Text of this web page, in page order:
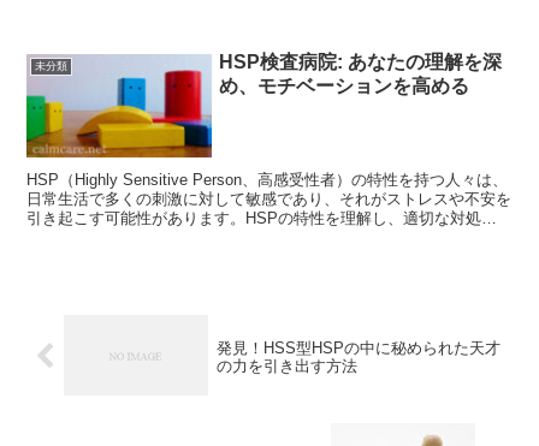
未分類
HSP検査病院: あなたの理解を深
め、モチベーションを高める
HSP（Highly Sensitive Person、高感受性者）の特性を持つ人々は、
日常生活で多くの刺激に対して敏感であり、それがストレスや不安を
引き起こす可能性があります。HSPの特性を理解し、適切な対処方
発見！HSS型HSPの中に秘められた天才
の力を引き出す方法